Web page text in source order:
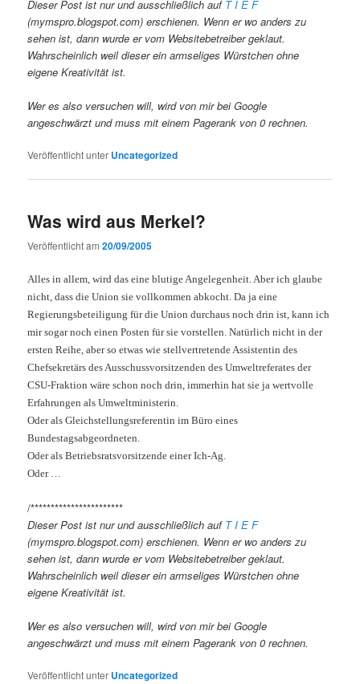
Dieser Post ist nur und ausschließlich auf T I E F
(mymspro.blogspot.com) erschienen. Wenn er wo anders zu
sehen ist, dann wurde er vom Websitebetreiber geklaut.
Wahrscheinlich weil dieser ein armseliges Würstchen ohne
eigene Kreativität ist.
Wer es also versuchen will, wird von mir bei Google
angeschwärzt und muss mit einem Pagerank von 0 rechnen.
Veröffentlicht unter Uncategorized
Was wird aus Merkel?
Veröffentlicht am20/09/2005
Alles in allem, wird das eine blutige Angelegenheit. Aber ich glaube
nicht, dass die Union sie vollkommen abkocht. Da ja eine
Regierungsbeteiligung für die Union durchaus noch drin ist, kann ich
mir sogar noch einen Posten für sie vorstellen. Natürlich nicht in der
ersten Reihe, aber so etwas wie stellvertretende Assistentin des
Chefsekretärs des Ausschussvorsitzenden des Umweltreferates der
CSU-Fraktion wäre schon noch drin, immerhin hat sie ja wertvolle
Erfahrungen als Umweltministerin.
Oder als Gleichstellungsreferentin im Büro eines
Bundestagsabgeordneten.
Oder als Betriebsratsvorsitzende einer Ich-Ag.
Oder …
/***********************
Dieser Post ist nur und ausschließlich auf T I E F
(mymspro.blogspot.com) erschienen. Wenn er wo anders zu
sehen ist, dann wurde er vom Websitebetreiber geklaut.
Wahrscheinlich weil dieser ein armseliges Würstchen ohne
eigene Kreativität ist.
Wer es also versuchen will, wird von mir bei Google
angeschwärzt und muss mit einem Pagerank von 0 rechnen.
Veröffentlicht unter Uncategorized